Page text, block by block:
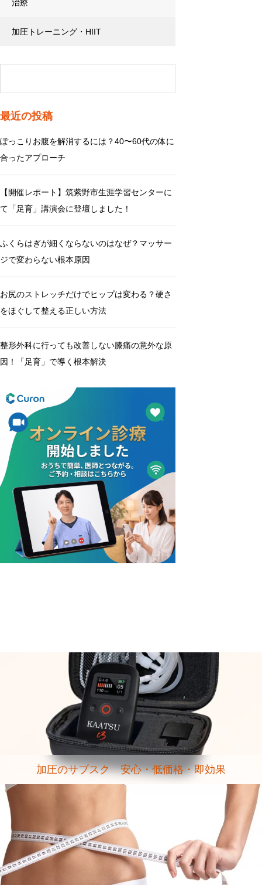
治療
加圧トレーニング・HIIT
最近の投稿
ぽっこりお腹を解消するには？40〜60代の体に
合ったアプローチ
【開催レポート】筑紫野市生涯学習センターに
て「足育」講演会に登壇しました！
ふくらはぎが細くならないのはなぜ？マッサー
ジで変わらない根本原因
お尻のストレッチだけでヒップは変わる？硬さ
をほぐして整える正しい方法
整形外科に行っても改善しない膝痛の意外な原
因！「足育」で導く根本解決
加圧のサブスク 安心・低価格・即効果